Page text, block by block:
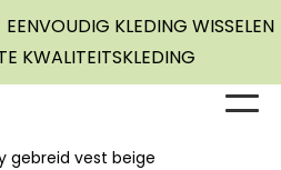
KLEDING WISSELEN
KWALITEITSKLEDING
gebreid vest beige